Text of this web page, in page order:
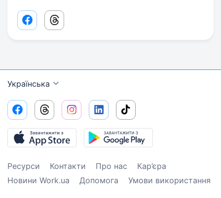
Facebook share link
Threads share link
Українська
Ресурси Контакти Про нас
Кар’єра
Новини Work.ua
Допомога Умови використання